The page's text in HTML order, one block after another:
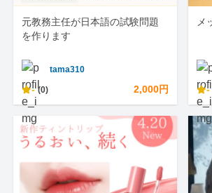
元教務主任が日本語の試験問題
を作ります
tama310
- (0) 2,000円
メ
-